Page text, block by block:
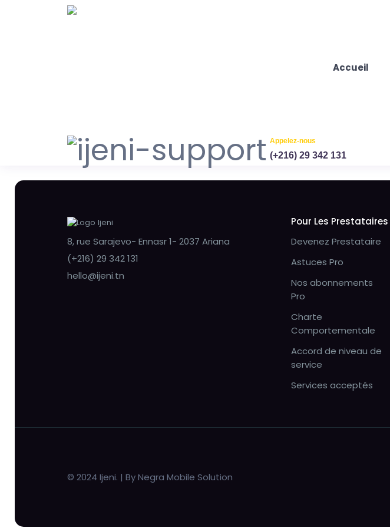
Accueil
Appelez-nous
(+216) 29 342 131
8, rue Sarajevo- Ennasr 1- 2037 Ariana
(+216) 29 342 131
hello@ijeni.tn
Pour Les Prestataires
Devenez Prestataire
Astuces Pro
Nos abonnements
Pro
Charte
Comportementale
Accord de niveau de
service
Services acceptés
© 2024 Ijeni. | By Negra Mobile Solution